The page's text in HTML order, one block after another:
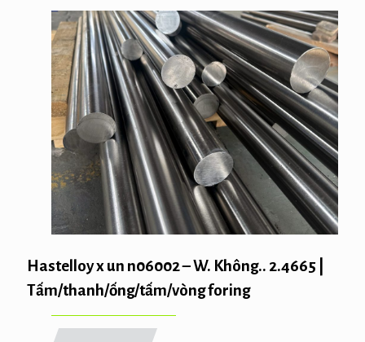
Hastelloy x un n06002 – W. Không.. 2.4665 |
Tấm/thanh/ống/tấm/vòng foring